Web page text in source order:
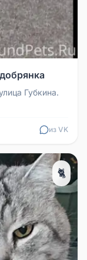
Губкина.
из VK
🐈